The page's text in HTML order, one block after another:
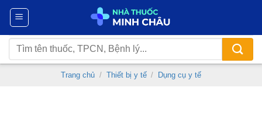
Chuyển
nội
dung
Tìm
kiếm:
Trang chủ / Thiết bị y tế / Dụng cụ y tế